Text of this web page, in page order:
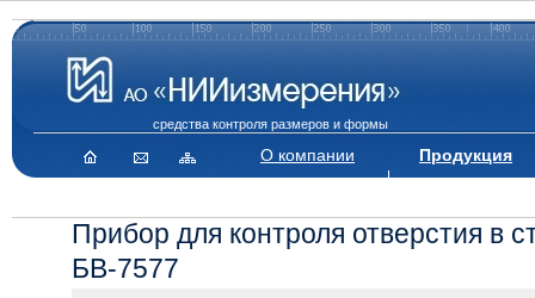
средства контроля размеров и формы
О компании Продукция
Прибор для контроля отверстия в
БВ-7577